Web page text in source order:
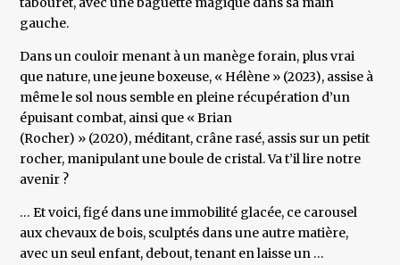
gauche.
Dans un couloir menant à un manège forain, plus vrai
que nature, une jeune boxeuse, « Hélène » (2023), assise à
même le sol nous semble en pleine récupération d’un
épuisant combat, ainsi que « Brian
(Rocher) » (2020), méditant, crâne rasé, assis sur un petit
rocher, manipulant une boule de cristal. Va t’il lire notre
avenir ?
… Et voici, figé dans une immobilité glacée, ce carousel
aux chevaux de bois, sculptés dans une autre matière,
avec un seul enfant, debout, tenant en laisse un …